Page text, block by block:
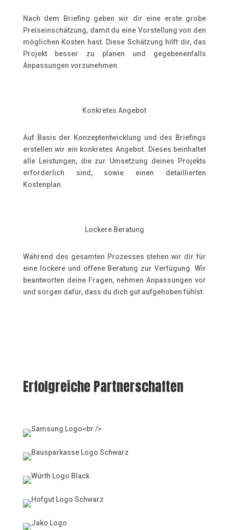
Nach dem Briefing geben wir dir eine erste grobe
Preiseinschätzung, damit du eine Vorstellung von den
möglichen Kosten hast. Diese Schätzung hilft dir, das
Projekt besser zu planen und gegebenenfalls
Anpassungen vorzunehmen.
Konkretes Angebot
Auf Basis der Konzeptentwicklung und des Briefings
erstellen wir ein konkretes Angebot. Dieses beinhaltet
alle Leistungen, die zur Umsetzung deines Projekts
erforderlich sind, sowie einen detaillierten
Kostenplan.
Lockere Beratung
Während des gesamten Prozesses stehen wir dir für
eine lockere und offene Beratung zur Verfügung. Wir
beantworten deine Fragen, nehmen Anpassungen vor
und sorgen dafür, dass du dich gut aufgehoben fühlst.
Erfolgreiche Partnerschaften